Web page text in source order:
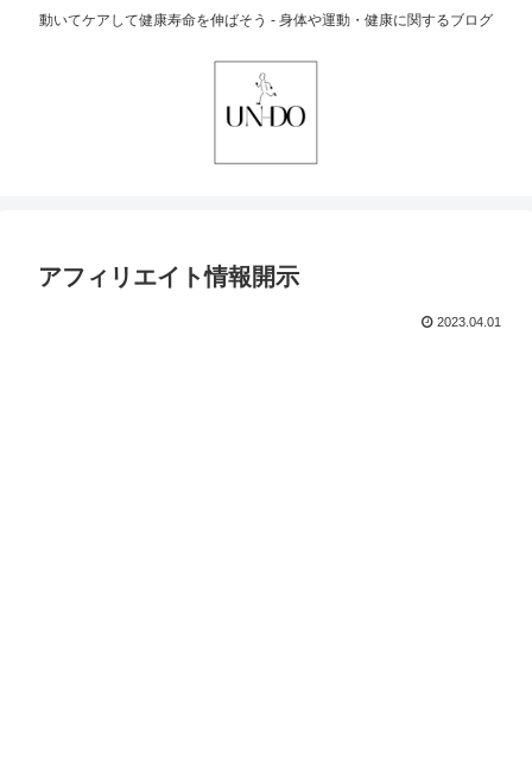
動いてケアして健康寿命を伸ばそう - 身体や運動・健康に関するブログ
アフィリエイト情報開示
2023.04.01